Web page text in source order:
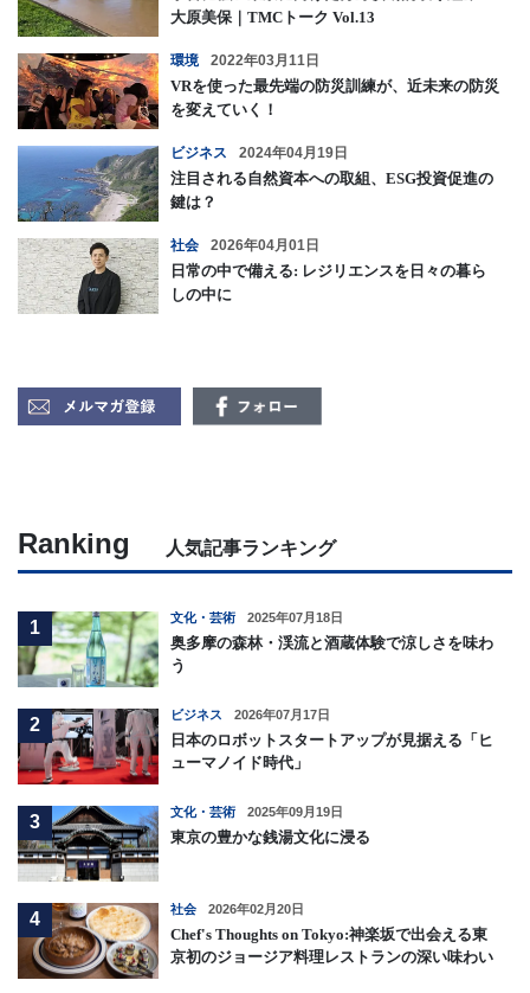
大原美保｜TMCトーク Vol.13
環境 2022年03月11日
VRを使った最先端の防災訓練が、近未来の防災
を変えていく！
ビジネス 2024年04月19日
注目される自然資本への取組、ESG投資促進の
鍵は？
社会 2026年04月01日
日常の中で備える: レジリエンスを日々の暮ら
しの中に
Ranking 人気記事ランキング
1
文化・芸術 2025年07月18日
奥多摩の森林・渓流と酒蔵体験で涼しさを味わ
う
2
ビジネス 2026年07月17日
日本のロボットスタートアップが見据える「ヒ
ューマノイド時代」
3
文化・芸術 2025年09月19日
東京の豊かな銭湯文化に浸る
4
社会 2026年02月20日
Chef's Thoughts on Tokyo:神楽坂で出会える東
京初のジョージア料理レストランの深い味わい